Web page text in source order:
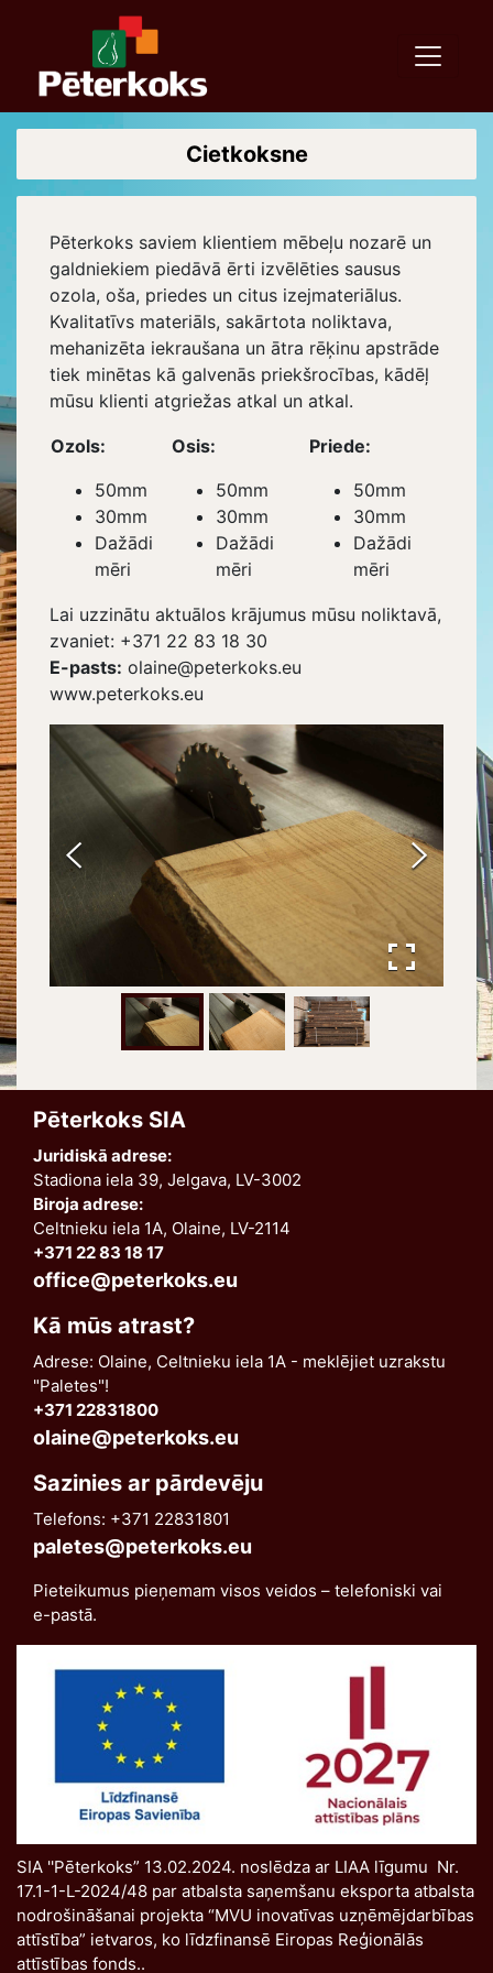
Cietkoksne
Pēterkoks saviem klientiem mēbeļu nozarē un
galdniekiem piedāvā ērti izvēlēties sausus
ozola, oša, priedes un citus izejmateriālus.
Kvalitatīvs materiāls, sakārtota noliktava,
mehanizēta iekraušana un ātra rēķinu apstrāde
tiek minētas kā galvenās priekšrocības, kādēļ
mūsu klienti atgriežas atkal un atkal.
Ozols:
50mm
30mm
Dažādi
mēri
Osis:
50mm
30mm
Dažādi
mēri
Priede:
50mm
30mm
Dažādi
mēri
Lai uzzinātu aktuālos krājumus mūsu noliktavā,
zvaniet: +371 22 83 18 30
E-pasts: olaine@peterkoks.eu
www.peterkoks.eu
Pēterkoks SIA
Juridiskā adrese:
Stadiona iela 39, Jelgava, LV-3002
Biroja adrese:
Celtnieku iela 1A, Olaine, LV-2114
+371 22 83 18 17
office@peterkoks.eu
Kā mūs atrast?
Adrese: Olaine, Celtnieku iela 1A - meklējiet uzrakstu
"Paletes"!
+371 22831800
olaine@peterkoks.eu
Sazinies ar pārdevēju
Telefons: +371 22831801
paletes@peterkoks.eu
Pieteikumus pieņemam visos veidos – telefoniski vai
e-pastā.
SIA ''Pēterkoks” 13.02.2024. noslēdza ar LIAA līgumu Nr.
17.1-1-L-2024/48 par atbalsta saņemšanu eksporta atbalsta
nodrošināšanai projekta “MVU inovatīvas uzņēmējdarbības
attīstība” ietvaros, ko līdzfinansē Eiropas Reģionālās
attīstības fonds..